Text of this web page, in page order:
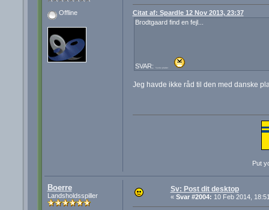
Offline
Citat af: Spardle 12 Nov 2013, 23:37
Brodtgaard find en fejl...
SVAR: Tyske plader
Jeg havde ikke råd til den med danske
Put
Boerre
Landsholdsspiller
Sv: Post dit desktop
« Svar #2004: 10 Feb 2014,